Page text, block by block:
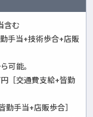
含む
手当+技術歩合+店販
可能。
［交通費支給+皆勤
手当+店販歩合］